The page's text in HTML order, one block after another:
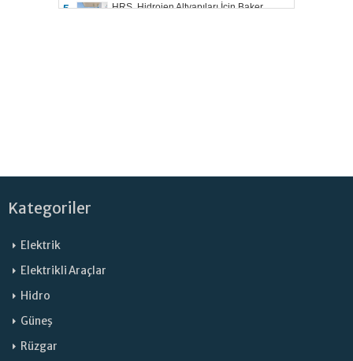
5.
HRS, Hidrojen Altyapıları İçin Baker
Kategoriler
Elektrik
Elektrikli Araçlar
Hidro
Güneş
Rüzgar